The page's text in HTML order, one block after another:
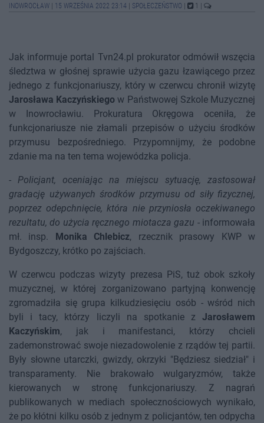
INOWROCŁAW 15 WRZEŚNIA 2022 23:14 SPOŁECZEŃSTWO 1
Jak informuje portal Tvn24.pl prokurator odmówił wszęcia
śledztwa w głośnej sprawie użycia gazu łzawiącego przez
jednego z funkcjonariuszy, który w czerwcu chronił wizytę
Jarosława Kaczyńskiego w Państwowej Szkole Muzycznej
w Inowrocławiu. Prokuratura Okręgowa oceniła, że
funkcjonariusze nie złamali przepisów o użyciu środków
przymusu bezpośredniego. Przypomnijmy, że podobne
zdanie ma na ten tema wojewódzka policja.
- Policjant, oceniając na miejscu sytuację, zastosował
gradację używanych środków przymusu od siły fizycznej,
poprzez odepchnięcie, która nie przyniosła oczekiwanego
rezultatu, do użycia ręcznego miotacza gazu - informowała
mł. insp. Monika Chlebicz, rzecznik prasowy KWP w
Bydgoszczy, krótko po zajściach.
W czerwcu podczas wizyty prezesa PiS, tuż obok szkoły
muzycznej, w której zorganizowano partyjną konwencję
zgromadziła się grupa kilkudziesięciu osób - wśród nich
byli i tacy, którzy liczyli na spotkanie z Jarosławem
Kaczyńskim, jak i manifestanci, którzy chcieli
zademonstrować swoje niezadowolenie z rządów tej partii.
Były słowne utarczki, gwizdy, okrzyki "Będziesz siedział" i
transparamenty. Nie brakowało wulgaryzmów, także
kierowanych w stronę funkcjonariuszy. Z nagrań
publikowanych w mediach społecznościowych wynikało,
że po kłótni kilku osób z jednym z policjantów, ten odpycha